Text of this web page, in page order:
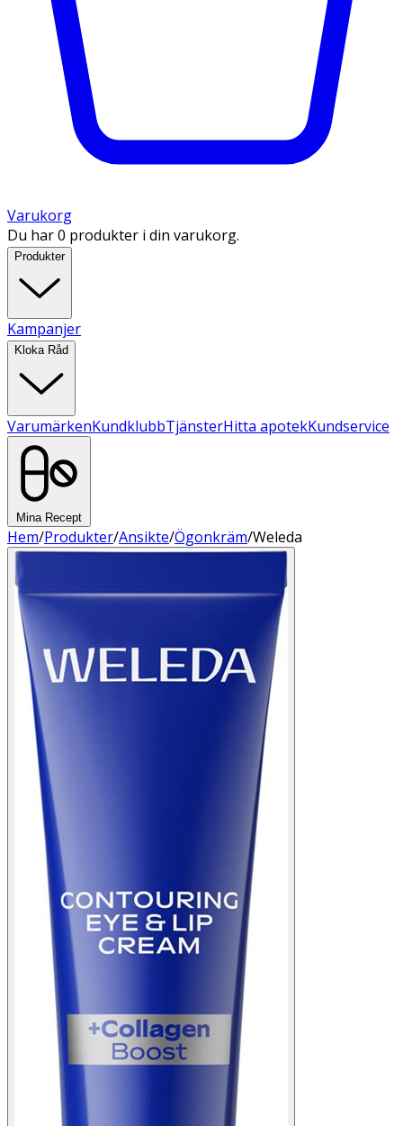
Varukorg
Du har 0 produkter i din varukorg.
Produkter
Kampanjer
Kloka Råd
VarumärkenKundklubbTjänsterHitta apotekKundservice
Mina Recept
Hem/Produkter/Ansikte/Ögonkräm/Weleda